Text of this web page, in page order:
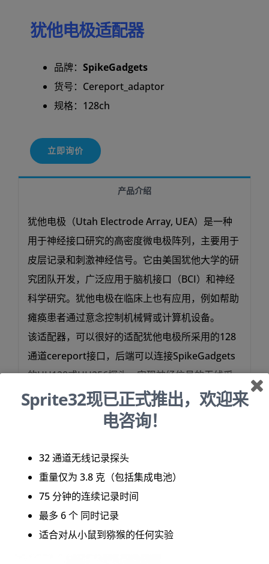
犹他电极适配器
品牌： SpikeGadgets
货号：Cereport_adaptor
规格：128ch
立即询价
产品介绍
犹他电极（Utah Electrode Array, UEA）是一种
用于神经接口研究的高密度微电极阵列，主要用于
皮层记录和刺激神经信号。它由美国犹他大学的研
究团队开发，广泛应用于脑机接口（BCI）和神经
科学研究。犹他电极在临床上也有应用，例如帮助
瘫痪患者通过意念控制机械臂或计算机设备。
该适配器，可以很好的适配犹他电极所采用的128
通道cereport接口，后端可以连接SpikeGadgets
的HH128或HH256探头，实现神经信号的无线采
集。
Sprite32现已正式推出，欢迎来
电咨询！
32 通道无线记录探头
重量仅为 3.8 克（包括集成电池）
75 分钟的连续记录时间
最多 6 个 同时记录
适合对从小鼠到猕猴的任何实验